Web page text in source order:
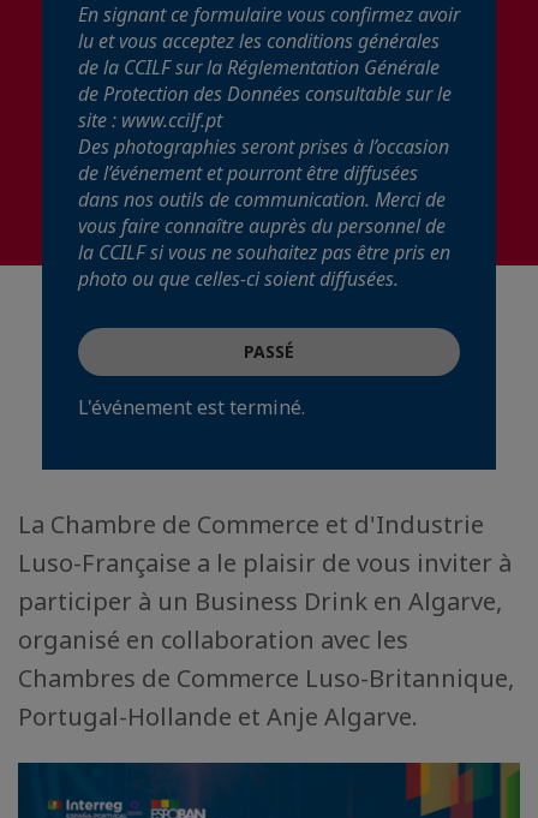
En signant ce formulaire vous confirmez avoir
lu et vous acceptez les conditions générales
de la CCILF sur la Réglementation Générale
de Protection des Données consultable sur le
site : www.ccilf.pt
Des photographies seront prises à l’occasion
de l’événement et pourront être diffusées
dans nos outils de communication. Merci de
vous faire connaître auprès du personnel de
la CCILF si vous ne souhaitez pas être pris en
photo ou que celles-ci soient diffusées.
PASSÉ
L'événement est terminé.
La Chambre de Commerce et d'Industrie
Luso-Française a le plaisir de vous inviter à
participer à un Business Drink en Algarve,
organisé en collaboration avec les
Chambres de Commerce Luso-Britannique,
Portugal-Hollande et Anje Algarve.